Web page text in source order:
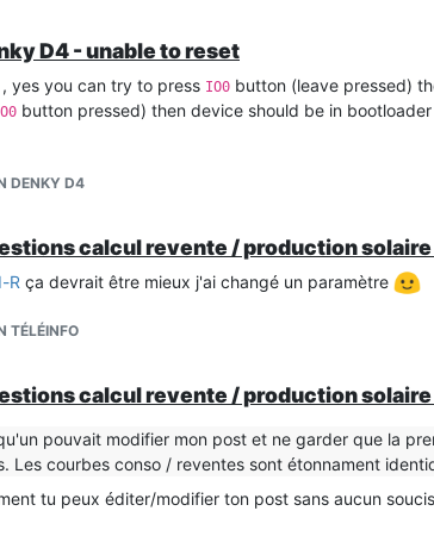
D4 - unable to reset
, yes you can try to press IO0 button (leave pressed)
button pressed) then device should be in
DENKY D4
calcul revente / production
R ça devrait être mieux j'ai changé un paramètre
TÉLÉINFO
calcul revente / production
pouvait modifier mon post et ne garder que la
Les courbes conso / reventes sont étonnament
tu peux éditer/modifier ton post sans aucun